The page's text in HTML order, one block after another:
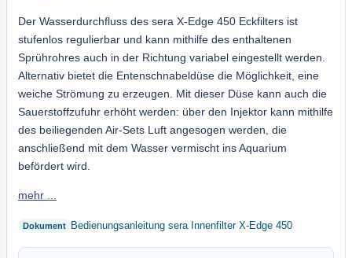
Der Wasserdurchfluss des sera X-Edge 450 Eckfilters ist
stufenlos regulierbar und kann mithilfe des enthaltenen
Sprührohres auch in der Richtung variabel eingestellt werden.
Alternativ bietet die Entenschnabeldüse die Möglichkeit, eine
weiche Strömung zu erzeugen. Mit dieser Düse kann auch die
Sauerstoffzufuhr erhöht werden: über den Injektor kann mithilfe
des beiliegenden Air-Sets Luft angesogen werden, die
anschließend mit dem Wasser vermischt ins Aquarium
befördert wird.
mehr ...
Bedienungsanleitung sera Innenfilter X-Edge 450